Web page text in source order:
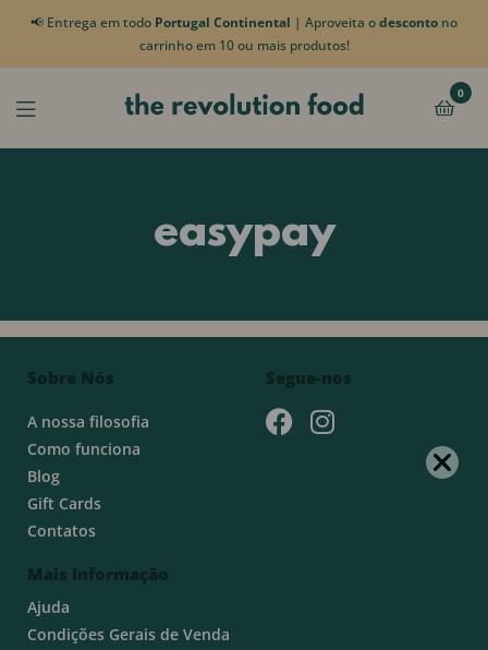
📢 Entrega em todo Portugal Continental | Aproveita odesconto no
carrinho em 10 ou mais produtos!
0
easypay
Sobre Nós
A nossa filosofia
Como funciona
Blog
Gift Cards
Contatos
Mais Informação
Ajuda
Condições Gerais de Venda
Segue-nos